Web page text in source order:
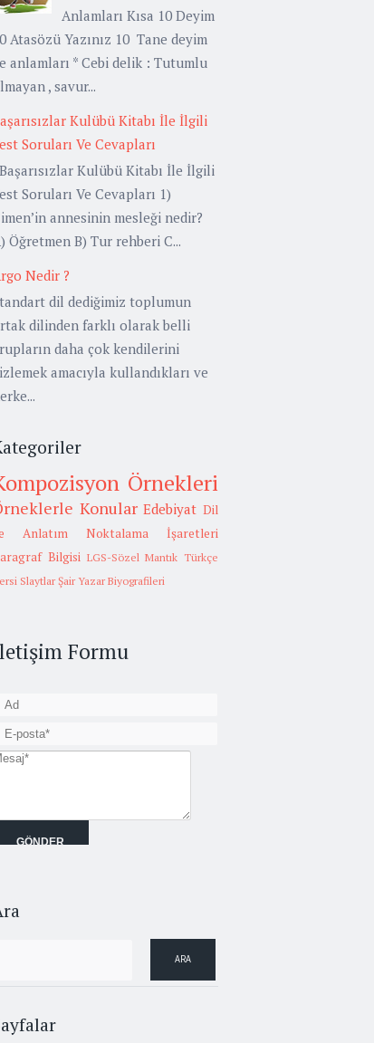
Anlamları Kısa 10 Deyim
Atasözü Yazınız 10 Tane deyim
anlamları * Cebi delik : Tutumlu
, savur...
Kulübü Kitabı İle İlgili
Soruları Ve Cevapları
Başarısızlar Kulübü Kitabı İle İlgili
Soruları Ve Cevapları 1)
annesinin mesleği nedir?
Öğretmen B) Tur rehberi C...
Nedir ?
dil dediğimiz toplumun
dilinden farklı olarak belli
daha çok kendilerini
amacıyla kullandıkları ve
Örnekleri
Konular Edebiyat Dil
Anlatım
Noktalama İşaretleri
Bilgisi LGS-Sözel Mantık Türkçe
SlaytlarŞair Yazar Biyografileri
Formu